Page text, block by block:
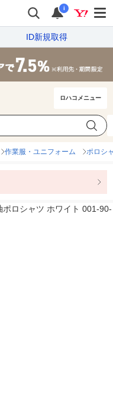
i
ID新規取得
ロハコメニュー
作業服・ユニフォーム ポロシ